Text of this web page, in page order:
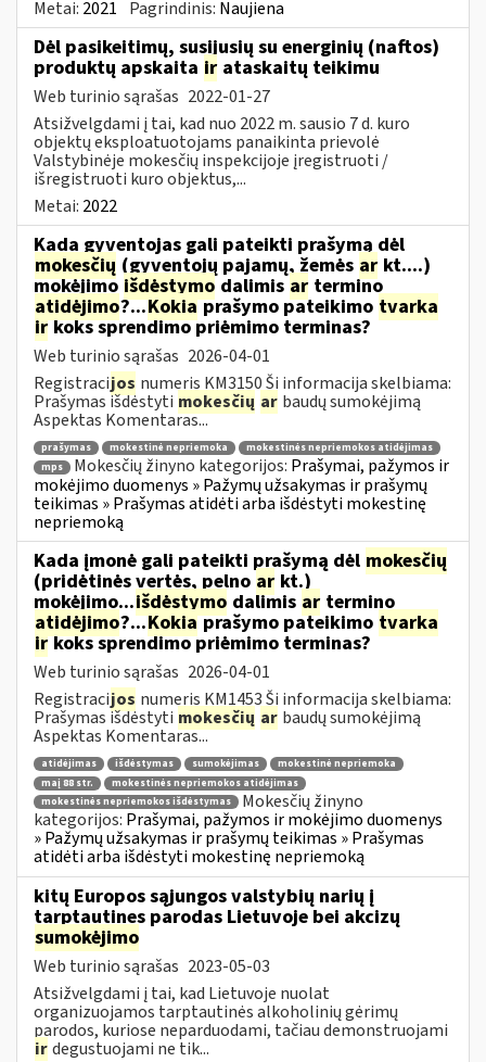
Metai: 2021 Pagrindinis: Naujiena
Dėl pasikeitimų, susijusių su energinių (naftos)
produktų apskaita ir ataskaitų teikimu
Web turinio sąrašas 2022-01-27
Atsižvelgdami į tai, kad nuo 2022 m. sausio 7 d. kuro
objektų eksploatuotojams panaikinta prievolė
Valstybinėje mokesčių inspekcijoje įregistruoti /
išregistruoti kuro objektus,...
Metai: 2022
Kada gyventojas gali pateikti prašymą dėl
mokesčių (gyventojų pajamų, žemės ar kt....)
mokėjimo išdėstymo dalimis ar termino
atidėjimo?...Kokiaprašymo pateikimo tvarka
irkoks sprendimo priėmimo terminas?
Web turinio sąrašas 2026-04-01
Registracijos numeris KM3150 Ši informacija skelbiama:
Prašymas išdėstyti mokesčių ar baudų sumokėjimą
Aspektas Komentaras...
prašymas mokestinė nepriemoka
mokestinės nepriemokos atidėjimas
mps
Mokesčių žinyno kategorijos: Prašymai, pažymos ir
mokėjimo duomenys » Pažymų užsakymas ir prašymų
teikimas » Prašymas atidėti arba išdėstyti mokestinę
nepriemoką
Kada įmonė gali pateikti prašymą dėl mokesčių
(pridėtinės vertės, pelno ar kt.)
mokėjimo...išdėstymo dalimis ar termino
atidėjimo?...Kokiaprašymo pateikimo tvarka
irkoks sprendimo priėmimo terminas?
Web turinio sąrašas 2026-04-01
Registracijos numeris KM1453 Ši informacija skelbiama:
Prašymas išdėstyti mokesčių ar baudų sumokėjimą
Aspektas Komentaras...
atidėjimas išdėstymas sumokėjimas
mokestinė nepriemoka
maį 88 str.
mokestinės nepriemokos atidėjimas
mokestinės nepriemokos išdėstymas
Mokesčių žinyno
kategorijos: Prašymai, pažymos ir mokėjimo duomenys
» Pažymų užsakymas ir prašymų teikimas » Prašymas
atidėti arba išdėstyti mokestinę nepriemoką
kitų Europos sąjungos valstybių narių į
tarptautines parodas Lietuvoje bei akcizų
sumokėjimo
Web turinio sąrašas 2023-05-03
Atsižvelgdami į tai, kad Lietuvoje nuolat
organizuojamos tarptautinės alkoholinių gėrimų
parodos, kuriose neparduodami, tačiau demonstruojami
irdegustuojami ne tik...